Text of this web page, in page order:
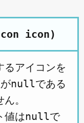
icon)
るアイコンを
がnullである
。
値はnullで